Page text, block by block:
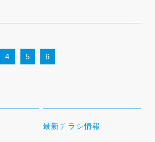
最新チラシ情報
4 5 6